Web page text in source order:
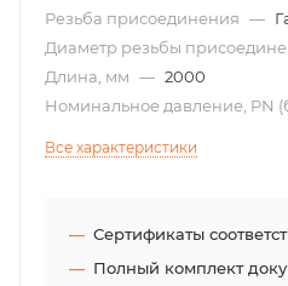
Резьба присоединения —
Диаметр резьбы
Длина, мм — 2000
Номинальное давление, PN
Все характеристики
Сертификаты
Полный комплект